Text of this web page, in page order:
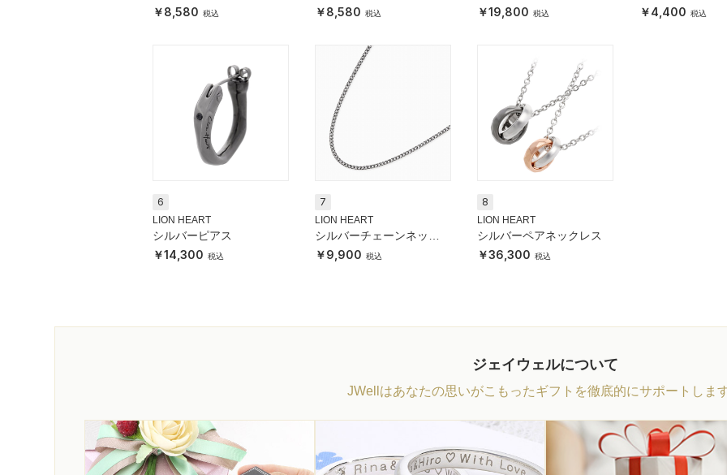
8,580 8,580
レス19,800 4,400
6
LION HEART
シルバーピアス
14,300
7
LION HEART
シルバーチェーンネック
レス9,900
8
LION HEART
シルバーペアネックレス
36,300
ジェイウェルについて
JWellはあなたの思いがこもったギフトを徹底的にサポートしま